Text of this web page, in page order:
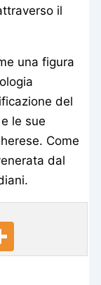
il
una figura
del
le sue
Come
dal